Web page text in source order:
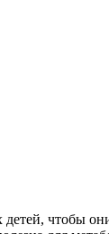
чтобы